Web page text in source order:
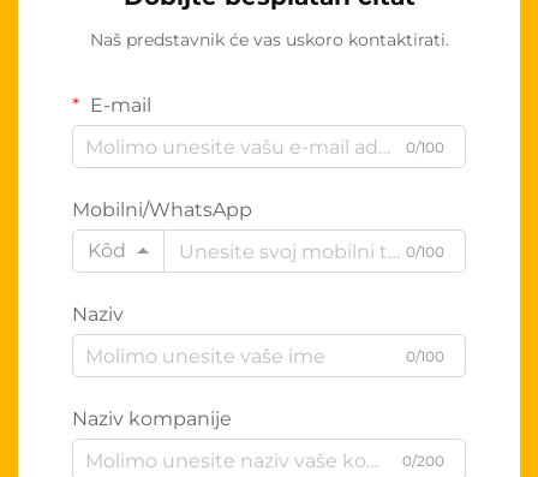
Naš predstavnik će vas uskoro kontaktirati.
E-mail
0/100
Mobilni/WhatsApp
Kôd
0/100
Naziv
0/100
Naziv kompanije
0/200